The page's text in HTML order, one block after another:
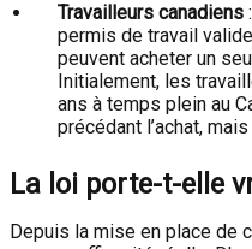
Travailleurs canadiens
permis de travail
peuvent acheter un
Initialement, les
ans à temps plein au
précédant l’achat,
La loi porte-t-elle
Depuis la mise en place de